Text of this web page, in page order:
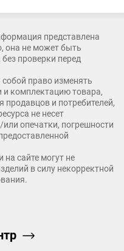
представлена
она не может быть
проверки перед
право изменять
и комплектацию товара,
продавцов и потребителей,
не несет
опечатки, погрешности
на сайте могут не
в силу некорректной